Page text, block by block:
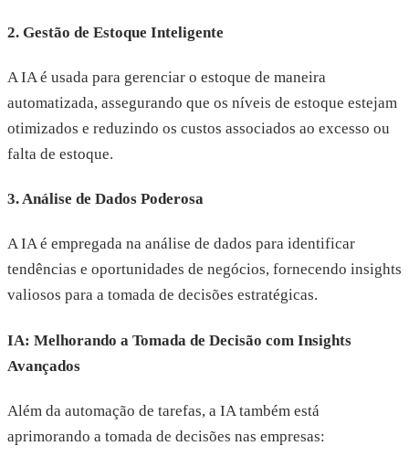
2. Gestão de Estoque Inteligente
A IA é usada para gerenciar o estoque de maneira
automatizada, assegurando que os níveis de estoque estejam
otimizados e reduzindo os custos associados ao excesso ou
falta de estoque.
3. Análise de Dados Poderosa
A IA é empregada na análise de dados para identificar
tendências e oportunidades de negócios, fornecendo insights
valiosos para a tomada de decisões estratégicas.
IA: Melhorando a Tomada de Decisão com Insights
Avançados
Além da automação de tarefas, a IA também está
aprimorando a tomada de decisões nas empresas: